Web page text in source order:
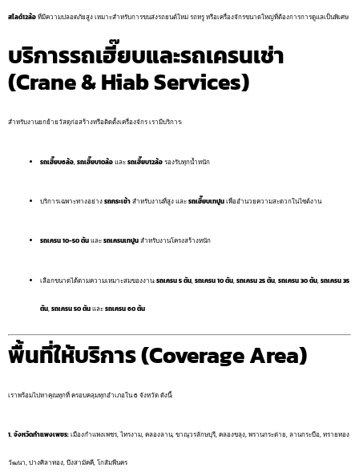
สไลด์12ล้อที่มีความปลอดภัยสูง เหมาะสำหรับการขนส่งรถยนต์ใหม่ รถหรู หรือเครื่องจักรขนาดใหญ่ที่ต้องการการดูแลเป็นพิเศษ
บริการรถเฮี๊ยบและรถเครนเช่า
(Crane & Hiab Services)
สำหรับงานยกย้ายวัสดุก่อสร้างหรือติดตั้งเครื่องจักร เรามีบริการ:
รถเฮี๊ยบ6ล้อ,รถเฮี๊ยบ10ล้อและรถเฮี๊ยบ12ล้อรองรับทุกน้ำหนัก
บริการเฉพาะทางอย่างรถกระเช้าสำหรับงานที่สูง และรถเฮี๊ยบเทปูนเพื่ออำนวยความสะดวกในไซต์งาน
รถเครน 10-50 ตันและรถเครนเทปูนสำหรับงานโครงสร้างหนัก
เลือกขนาดได้ตามความเหมาะสมของงาน:รถเครน 5 ตัน,รถเครน 10 ตัน,รถเครน 25 ตัน,รถเครน 30 ตัน,รถเครน 35
ตัน,รถเครน 50 ตันและรถเครน 60 ตัน
พื้นที่ให้บริการ (Coverage Area)
เราพร้อมไปหาคุณทุกที่ ครอบคลุมทุกอำเภอใน 6 จังหวัด ดังนี้:
1. จังหวัดกำแพงเพชร:เมืองกำแพงเพชร, ไทรงาม, คลองลาน, ขาณุวรลักษบุรี, คลองขลุง, พรานกระต่าย, ลานกระบือ, ทรายทอง
วัฒนา, ปางศิลาทอง, บึงสามัคคี, โกสัมพีนคร